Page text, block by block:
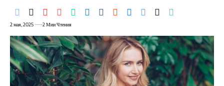
2 мая, 2025 2 Мин Чтения